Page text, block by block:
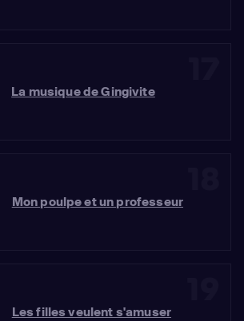
La musique de Gingivite
Mon poulpe et un professeur
Les filles veulent s'amuser